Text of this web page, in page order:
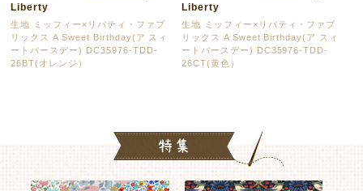
Liberty
生地 ミッフィー×リバティ・ファブ
リックス A Sweet Birthday(ア スィ
ートバースデー) DC35976-TDD-
26BT(オレンジ）
Liberty
生地 ミッフィー×リバティ・ファブ
リックス A Sweet Birthday(ア スィ
ートバースデー) DC35976-TDD-
26CT(黄色）